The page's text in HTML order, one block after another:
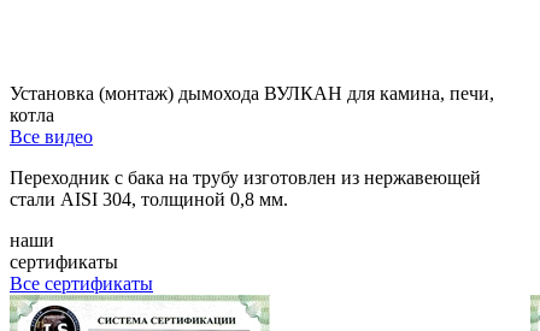
Установка (монтаж) дымохода ВУЛКАН для камина, печи,
котла
Все видео
Переходник с бака на трубу изготовлен из нержавеющей
стали AISI 304, толщиной 0,8 мм.
наши
сертификаты
Все сертификаты